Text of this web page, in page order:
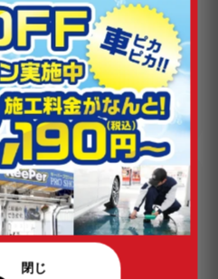
営業時間（年末年始は除く）
平日：7:00～19:00
土曜：7:00～19:00
日曜：7:00～19:00
祝日：7:00～19:00
営業状況